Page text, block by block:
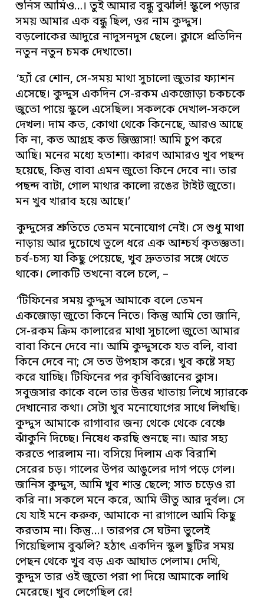
শুনিস আমিও…। তুই আমার বন্ধু বুঝলি! স্কুলে পড়ার
সময় আমার এক বন্ধু ছিল, ওর নাম কুদ্দুস।
বড়লোকের আদুরে নাদুসনদুস ছেলে। ক্লাসে প্রতিদিন
নতুন নতুন চমক দেখাতো।
‘হ্যাঁ রে শোন, সে-সময় মাথা সুচালো জুতার ফ্যাশন
এসেছে। কুদ্দুস একদিন সে-রকম একজোড়া চকচকে
জুতো পায়ে স্কুলে এসেছিল। সকলকে দেখাল-সকলে
দেখল। দাম কত, কোথা থেকে কিনেছে, আরও আছে
কি না, কত আগ্রহ কত জিজ্ঞাসা! আমি চুপ করে
আছি। মনের মধ্যে হতাশা। কারণ আমারও খুব পছন্দ
হয়েছে, কিন্তু বাবা এমন জুতো কিনে দেবে না। তার
পছন্দ বাটা, গোল মাথার কালো রঙের টাইট জুতো।
মন খুব খারাব হয়ে আছে।’
কুদ্দুসের শ্রুতিতে তেমন মনোযোগ নেই। সে শুধু মাথা
নাড়ায় আর দুচোখে তুলে ধরে এক আশ্চর্য কৃতজ্ঞতা।
চর্ব-চস্য যা কিছু পেয়েছে, খুব দ্রুততার সঙ্গে খেতে
থাকে। লোকটি তখনো বলে চলে, –
‘টিফিনের সময় কুদ্দুস আমাকে বলে তেমন
একজোড়া জুতো কিনে নিতে। কিন্তু আমি তো জানি,
সে-রকম ক্রিম কালারের মাথা সুচালো জুতো আমার
বাবা কিনে দেবে না। আমি কুদ্দুসকে যত বলি, বাবা
কিনে দেবে না; সে তত উপহাস করে। খুব কষ্টে সহ্য
করে যাচ্ছি। টিফিনের পর কৃষিবিজ্ঞানের ক্লাস।
সবুজসার কাকে বলে তার উত্তর খাতায় লিখে স্যারকে
দেখানোর কথা। সেটা খুব মনোযোগের সাথে লিখছি।
কুদ্দুস আমাকে রাগাবার জন্য থেকে থেকে বেঞ্চে
ঝাঁকুনি দিচ্ছে। নিষেধ করছি শুনছে না। আর সহ্য
করতে পারলাম না। বসিয়ে দিলাম এক বিরাশি
সেরের চড়। গালের উপর আঙুলের দাগ পড়ে গেল।
জানিস কুদ্দুস, আমি খুব শান্ত ছেলে; সাত চড়েও রা
করি না। সকলে মনে করে, আমি ভীতু আর দুর্বল। সে
যে যাই মনে করুক, আমাকে না রাগালে আমি কিছু
করতাম না। কিন্তু…। তারপর সে ঘটনা ভুলেই
গিয়েছিলাম বুঝলি? হঠাৎ একদিন স্কুল ছুটির সময়
পেছন থেকে খুব বড় এক আঘাত পেলাম। দেখি,
কুদ্দুস তার ওই জুতো পরা পা দিয়ে আমাকে লাথি
মেরেছে। খুব লেগেছিল রে!